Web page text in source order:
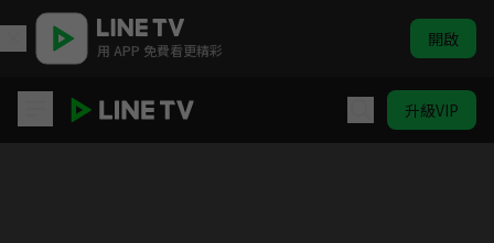
用 APP 免費看更精彩 開啟
升級VIP